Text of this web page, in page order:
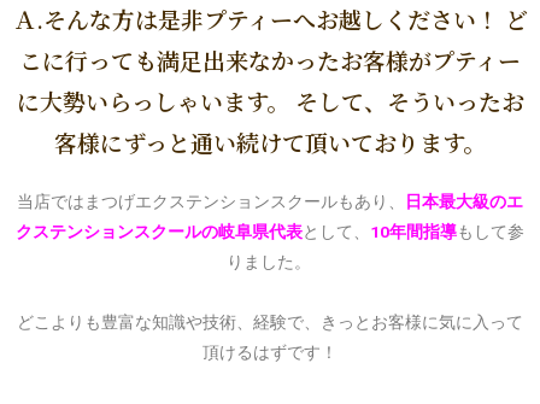
Ａ.そんな方は是非プティーへお越しください！ ど
こに行っても満足出来なかったお客様がプティー
に大勢いらっしゃいます。 そして、そういったお
客様にずっと通い続けて頂いております。
当店ではまつげエクステンションスクールもあり、
日本最大級のエ
クステンションスクールの岐阜県代表として、 10年間指導もして参
りました。
どこよりも豊富な知識や技術、経験で、きっとお客様に気に入って
頂けるはずです！